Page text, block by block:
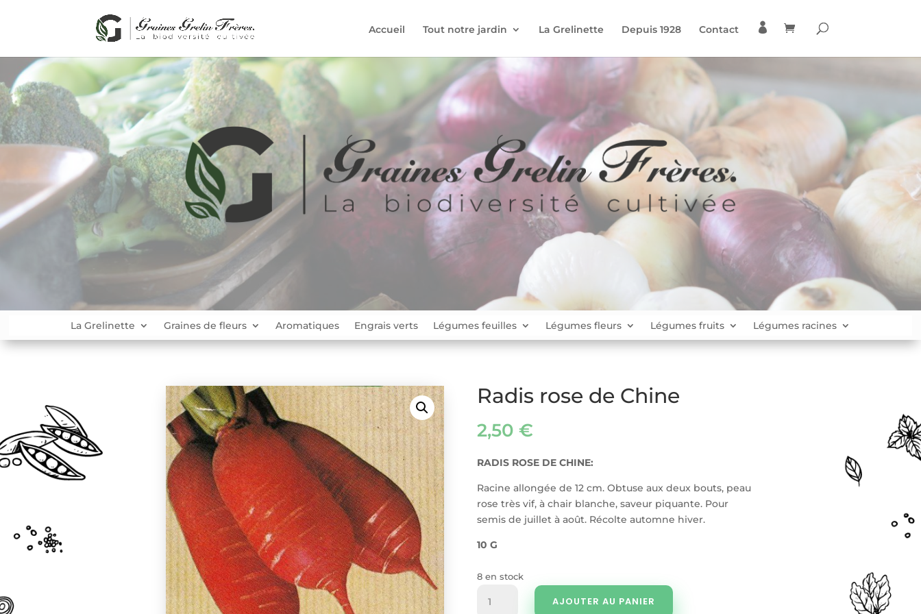
Accueil Tout notre jardin La Grelinette Depuis 1928 Contact 
La Grelinette Graines de fleurs Aromatiques Engrais verts Légumes feuilles Légumes fleurs Légumes fruits Légumes racines
Radis rose de Chine
2,50 €
RADIS ROSE DE CHINE:
Racine allongée de 12 cm. Obtuse aux deux bouts, peau
rose très vif, à chair blanche, saveur piquante. Pour
semis de juillet à août. Récolte automne hiver.
10 G
8 en stock
AJOUTER AU PANIER